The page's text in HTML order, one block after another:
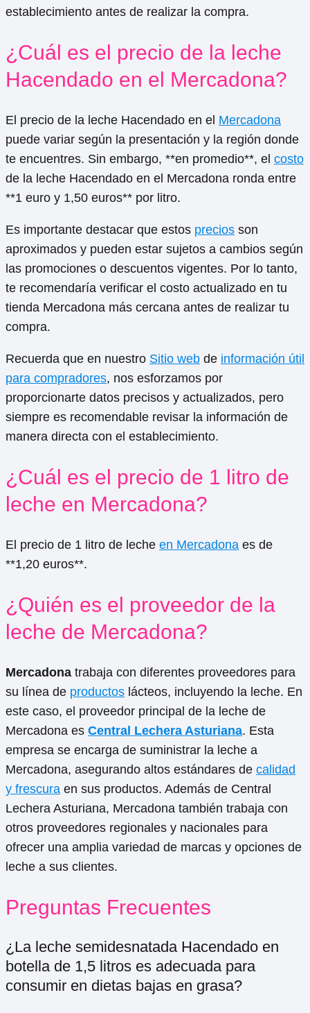
establecimiento antes de realizar la compra.
¿Cuál es el precio de la leche
Hacendado en el Mercadona?
El precio de la leche Hacendado en el Mercadona
puede variar según la presentación y la región donde
te encuentres. Sin embargo, **en promedio**, el costo
de la leche Hacendado en el Mercadona ronda entre
**1 euro y 1,50 euros** por litro.
Es importante destacar que estos precios son
aproximados y pueden estar sujetos a cambios según
las promociones o descuentos vigentes. Por lo tanto,
te recomendaría verificar el costo actualizado en tu
tienda Mercadona más cercana antes de realizar tu
compra.
Recuerda que en nuestro Sitio web de información útil
para compradores, nos esforzamos por
proporcionarte datos precisos y actualizados, pero
siempre es recomendable revisar la información de
manera directa con el establecimiento.
¿Cuál es el precio de 1 litro de
leche en Mercadona?
El precio de 1 litro de leche en Mercadona es de
**1,20 euros**.
¿Quién es el proveedor de la
leche de Mercadona?
Mercadona trabaja con diferentes proveedores para
su línea de productos lácteos, incluyendo la leche. En
este caso, el proveedor principal de la leche de
Mercadona es Central Lechera Asturiana. Esta
empresa se encarga de suministrar la leche a
Mercadona, asegurando altos estándares de calidad
y frescura en sus productos. Además de Central
Lechera Asturiana, Mercadona también trabaja con
otros proveedores regionales y nacionales para
ofrecer una amplia variedad de marcas y opciones de
leche a sus clientes.
Preguntas Frecuentes
¿La leche semidesnatada Hacendado en
botella de 1,5 litros es adecuada para
consumir en dietas bajas en grasa?